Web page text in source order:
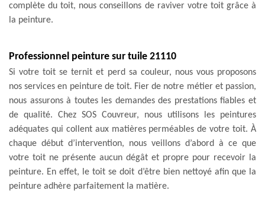
complète du toit, nous conseillons de raviver votre toit grâce à
la peinture.
Professionnel peinture sur tuile 21110
Si votre toit se ternit et perd sa couleur, nous vous proposons
nos services en peinture de toit. Fier de notre métier et passion,
nous assurons à toutes les demandes des prestations fiables et
de qualité. Chez SOS Couvreur, nous utilisons les peintures
adéquates qui collent aux matières perméables de votre toit. À
chaque début d’intervention, nous veillons d’abord à ce que
votre toit ne présente aucun dégât et propre pour recevoir la
peinture. En effet, le toit se doit d’être bien nettoyé afin que la
peinture adhère parfaitement la matière.